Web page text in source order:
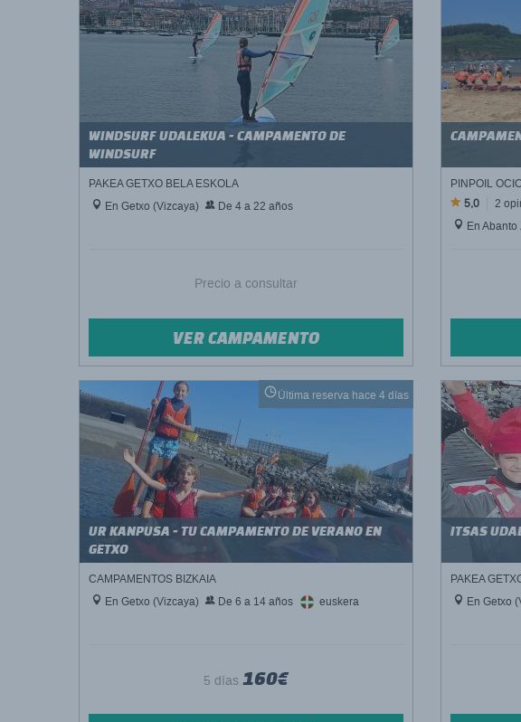
WINDSURF UDALEKUA - CAMPAMENTO DE
WINDSURF
PAKEA GETXO BELA ESKOLA
En Getxo (Vizcaya)
De 4 a 22 años
Precio a consultar
VER CAMPAMENTO
PINPOIL
5,0
2
En
Última reserva hace 4 días
UR KANPUSA - TU CAMPAMENTO DE VERANO EN
GETXO
CAMPAMENTOS BIZKAIA
En Getxo (Vizcaya)
De 6 a 14 años euskera
5 días 160€
ITSAS
PAKEA
En Getxo